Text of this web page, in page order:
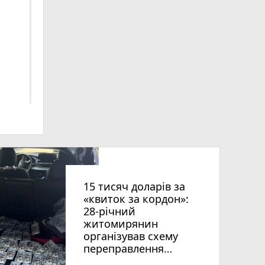
15 тисяч доларів за
«квиток за кордон»:
28-річний
житомирянин
організував схему
переправлення